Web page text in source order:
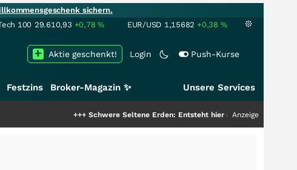
sichern.
100 29.610,93 +0,78% EUR/USD 1,15682 +0,38 %
Login Push-Kurse
Aktie geschenkt!
Festzins Broker-Magazin ✨ Unsere Services
Schwere Seltene Erden: Entsteht hier die nächste Milliardenstory?
Anzeige